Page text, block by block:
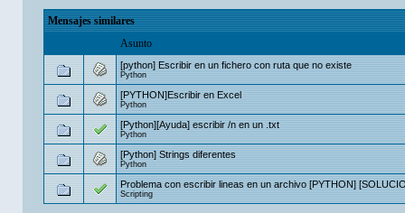
Mensajes similares
Asunto
[python] Escribir en un fichero con ruta que no existe
Python
[PYTHON]Escribir en Excel
Python
[Python][Ayuda] escribir /n en un .txt
Python
[Python] Strings diferentes
Python
Problema con escribir lineas en un archivo [PYTHON]
Scripting